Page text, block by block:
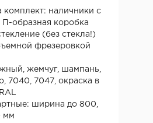
комплект: наличники с
образная коробка
(без стекла!)
фрезеровкой
жемчуг, шампань,
7040, 7047, окраска в
ширина до 800,
мм